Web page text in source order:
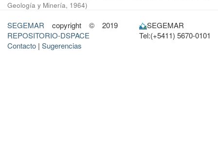
Geología y Minería, 1964)
SEGEMAR copyright © 2019
REPOSITORIO-DSPACE
Contacto | Sugerencias
SEGEMAR
Tel:(+5411) 5670-0101